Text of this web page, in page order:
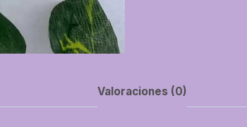
Valoraciones (0)